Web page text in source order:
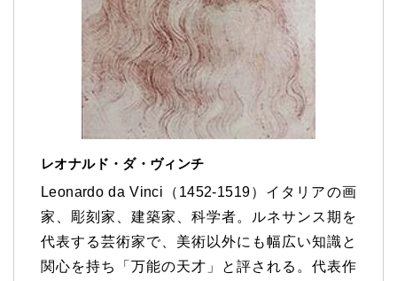
レオナルド・ダ・ヴィンチ
Leonardo da Vinci（1452-1519）イタリアの画
家、彫刻家、建築家、科学者。ルネサンス期を
代表する芸術家で、美術以外にも幅広い知識と
関心を持ち「万能の天才」と評される。代表作